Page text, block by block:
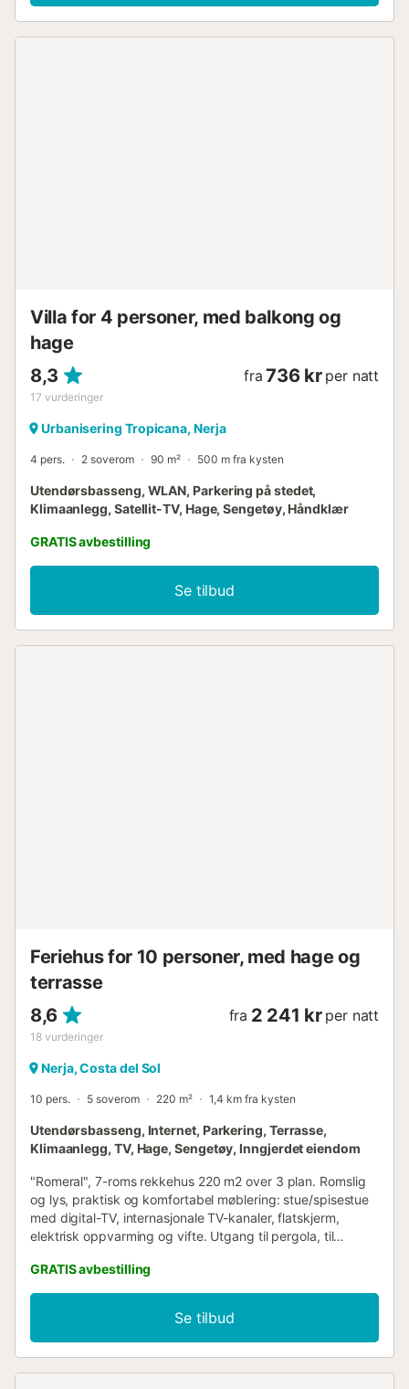
restaurantkomplekset som kun er for privat bruk av
Villa for 4 personer, med balkong og
hage
8,3
17 vurderinger
fra 736 kr per natt
Urbanisering Tropicana, Nerja
4 pers. 2 soverom 90 m² 500 m fra kysten
Utendørsbasseng, WLAN, Parkering på stedet,
Klimaanlegg, Satellit-TV, Hage, Sengetøy, Håndklær
GRATIS avbestilling
Se tilbud
Feriehus for 10 personer, med hage og
terrasse
8,6
18 vurderinger
fra 2 241 kr per natt
Nerja, Costa del Sol
10 pers. 5 soverom 220 m² 1,4 km fra kysten
Utendørsbasseng, Internet, Parkering, Terrasse,
Klimaanlegg, TV, Hage, Sengetøy, Inngjerdet eiendom
"Romeral", 7-roms rekkehus 220 m2 over 3 plan. Romslig
og lys, praktisk og komfortabel møblering: stue/spisestue
med digital-TV, internasjonale TV-kanaler, flatskjerm,
elektrisk oppvarming og vifte. Utgang til pergola, til
lengde 190 cm), dusj/WC (privat) vifte. 1 rom med 1 fransk
seng (150 cm, lengde 190 cm), klimaanlegg og vifte.
Kjøkken (4 kokeplater, stekeovn, oppvaskmaskin,
brødrister, vannkoker, mikrobølgeovn, fryser, elektrisk
kaffemaskin). Bad/bidé/WC, dusj/WC, separat WC. I
GRATIS avbestilling
Se tilbud